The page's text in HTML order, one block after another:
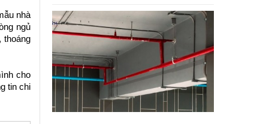
nhà
ngủ
thoáng
cho
tin chi